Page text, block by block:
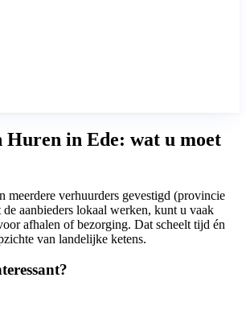
Huren in Ede: wat u moet
meerdere verhuurders gevestigd (provincie
aanbieders lokaal werken, kunt u vaak
afhalen of bezorging. Dat scheelt tijd én
van landelijke ketens.